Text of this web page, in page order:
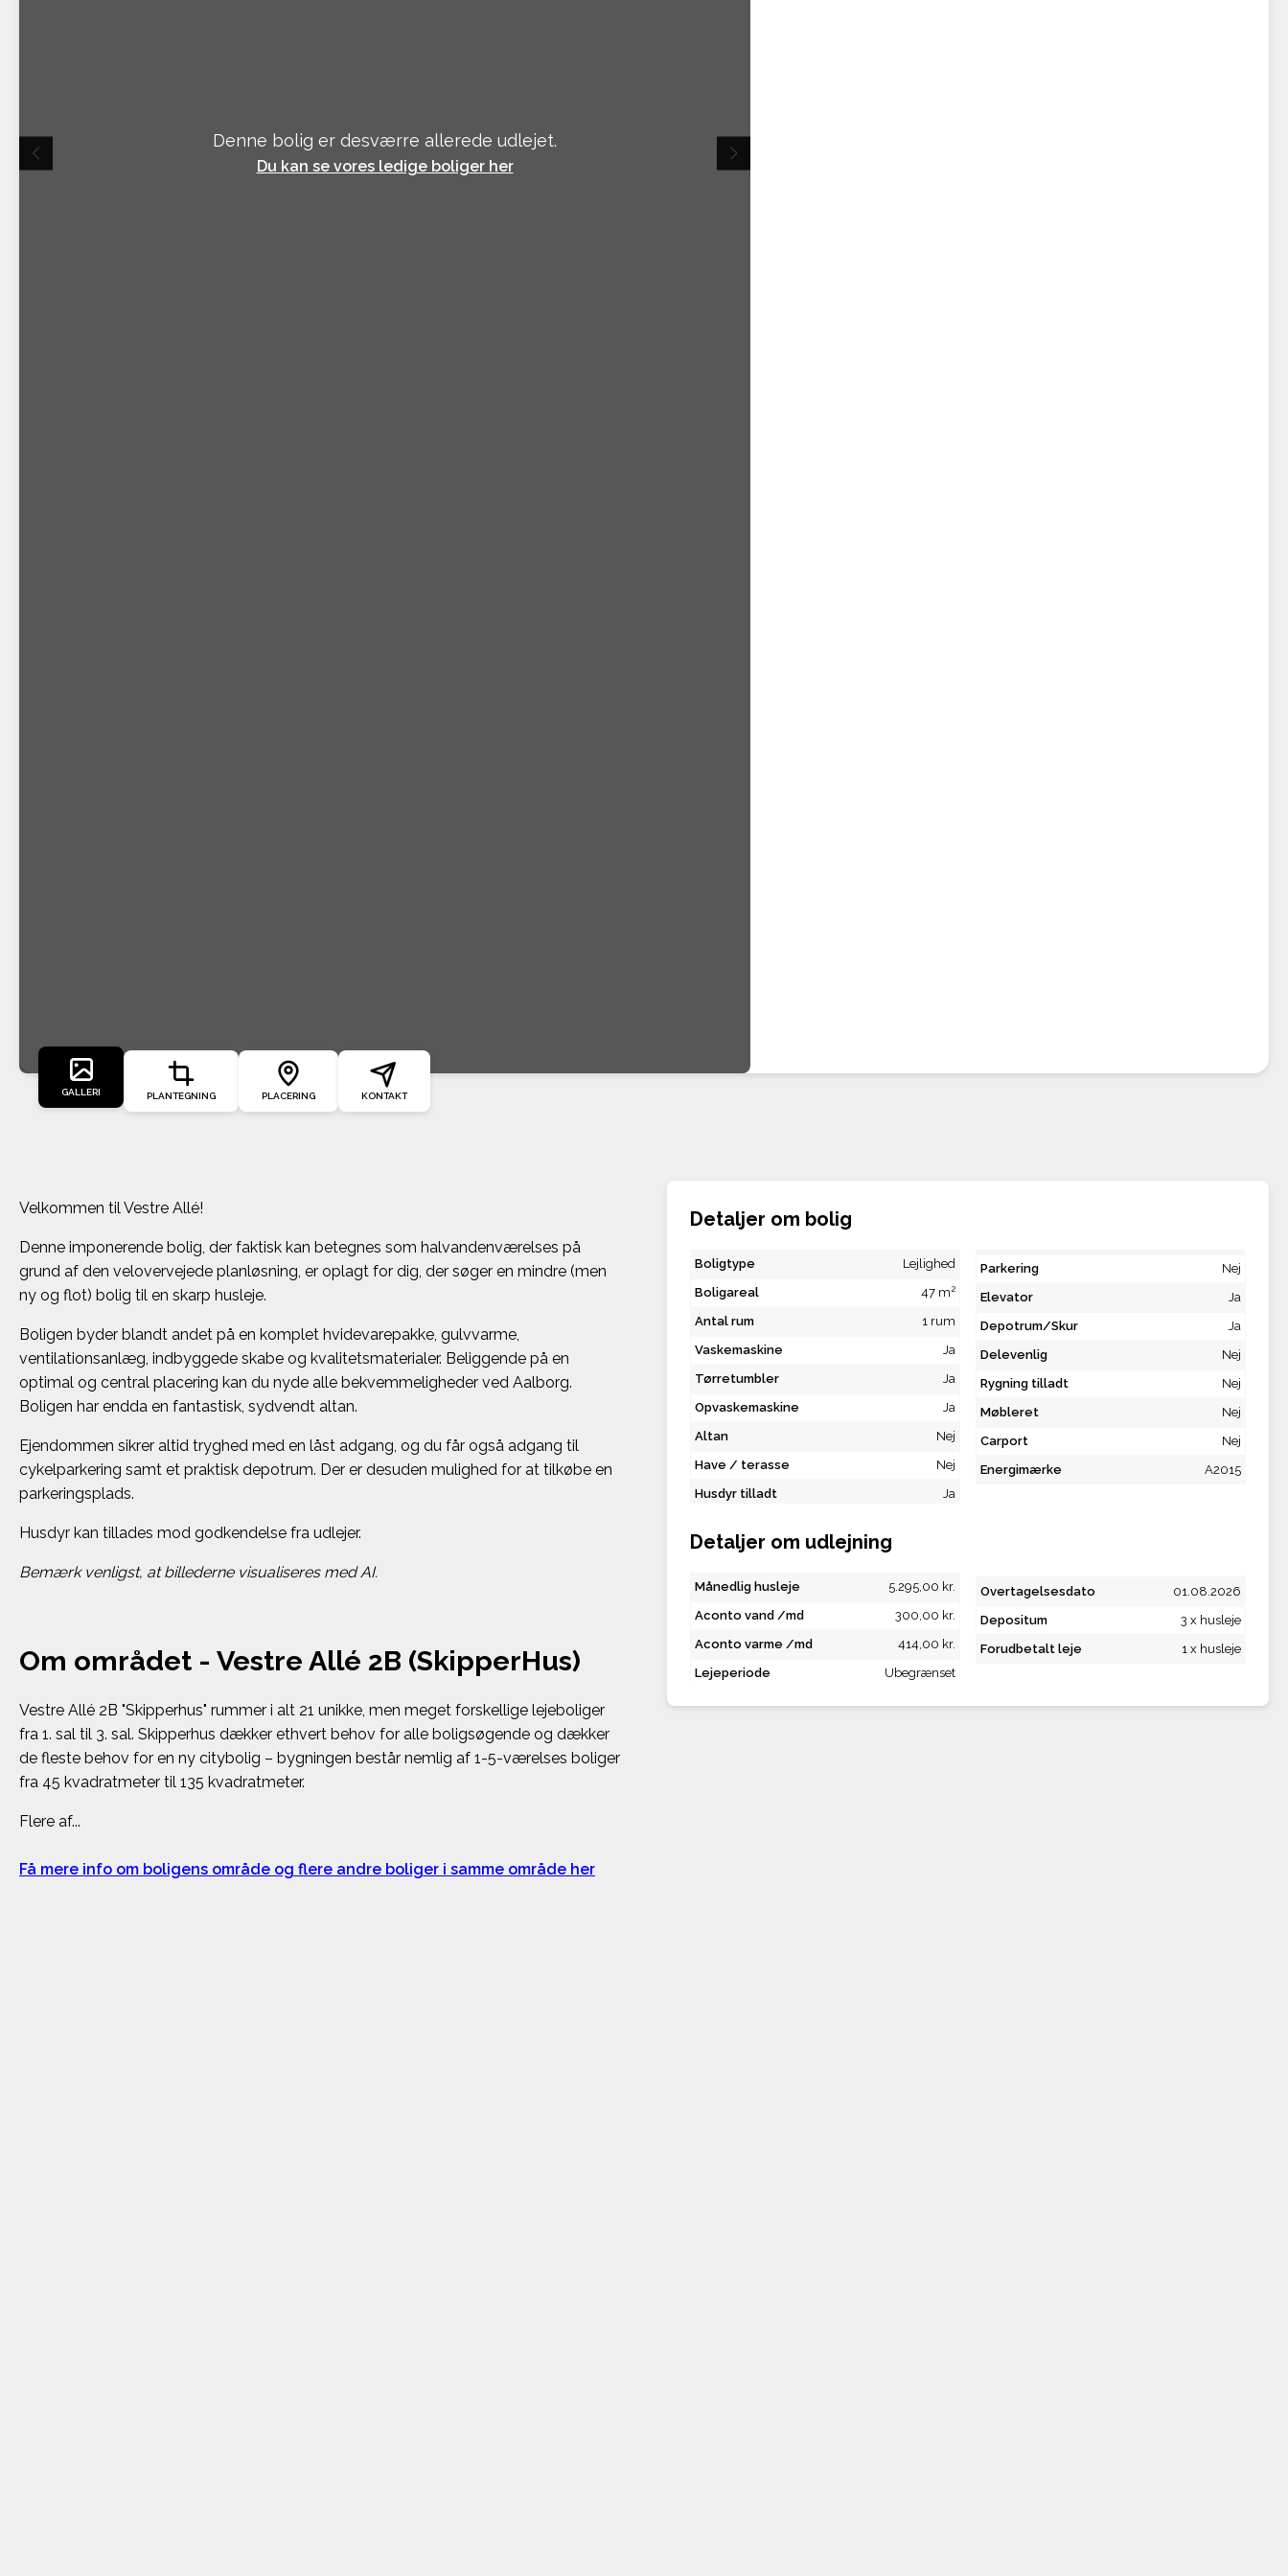
Denne bolig er desværre allerede udlejet.
Du kan se vores ledige boliger her
GALLERI PLANTEGNING PLACERING KONTAKT
Velkommen til Vestre Allé!
Denne imponerende bolig, der faktisk kan betegnes som halvandenværelses på
grund af den velovervejede planløsning, er oplagt for dig, der søger en mindre (men
ny og flot) bolig til en skarp husleje.
Boligen byder blandt andet på en komplet hvidevarepakke, gulvvarme,
ventilationsanlæg, indbyggede skabe og kvalitetsmaterialer. Beliggende på en
optimal og central placering kan du nyde alle bekvemmeligheder ved Aalborg.
Boligen har endda en fantastisk, sydvendt altan.
Ejendommen sikrer altid tryghed med en låst adgang, og du får også adgang til
cykelparkering samt et praktisk depotrum. Der er desuden mulighed for at tilkøbe en
parkeringsplads.
Husdyr kan tillades mod godkendelse fra udlejer.
Bemærk venligst, at billederne visualiseres med AI.
Om området - Vestre Allé 2B (SkipperHus)
Vestre Allé 2B "Skipperhus" rummer i alt 21 unikke, men meget forskellige lejeboliger
fra 1. sal til 3. sal. Skipperhus dækker ethvert behov for alle boligsøgende og dækker
de fleste behov for en ny citybolig – bygningen består nemlig af 1-5-værelses boliger
fra 45 kvadratmeter til 135 kvadratmeter.
Flere af...
Få mere info om boligens område og flere andre boliger i samme område her
Detaljer om bolig
Boligtype
Lejlighed
Boligareal
47 m2
Antal rum
1 rum
Vaskemaskine
Ja
Tørretumbler
Ja
Opvaskemaskine
Ja
Altan
Nej
Have / terasse
Nej
Husdyr tilladt
Ja
Parkering
Nej
Elevator
Ja
Depotrum/Skur
Ja
Delevenlig
Nej
Rygning tilladt
Nej
Møbleret
Nej
Carport
Nej
Energimærke
A2015
Detaljer om udlejning
Månedlig husleje
5.295,00 kr.
Aconto vand /md
300,00 kr.
Aconto varme /md
414,00 kr.
Lejeperiode
Ubegrænset
Overtagelsesdato
01.08.2026
Depositum
3 x husleje
Forudbetalt leje
1 x husleje